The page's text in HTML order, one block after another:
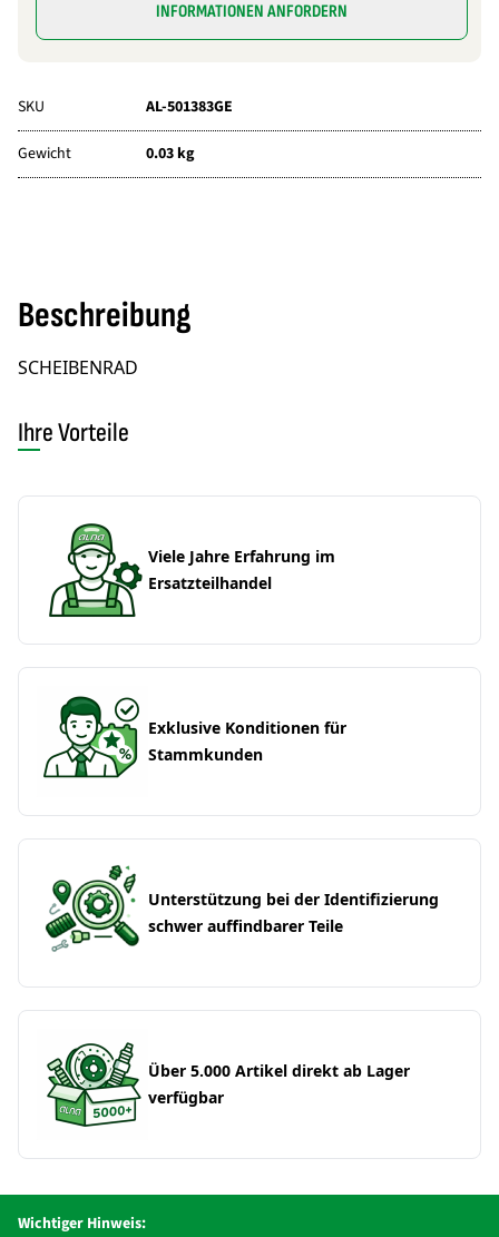
INFORMATIONEN ANFORDERN
SKU AL-501383GE
Gewicht 0.03 kg
Beschreibung
SCHEIBENRAD
Ihre Vorteile
Viele Jahre Erfahrung im
Ersatzteilhandel
Exklusive Konditionen für
Stammkunden
Unterstützung bei der Identifizierung
schwer auffindbarer Teile
Über 5.000 Artikel direkt ab Lager
verfügbar
Wichtiger Hinweis: